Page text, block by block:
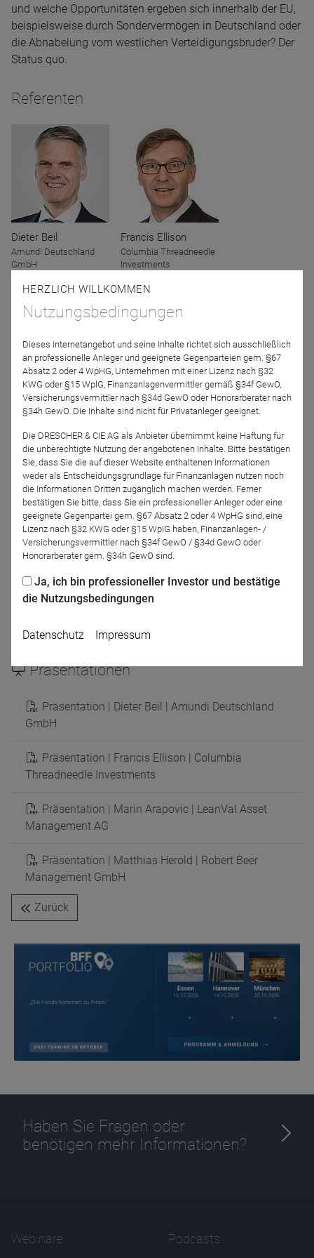
und welche Opportunitäten ergeben sich innerhalb der EU,
beispielsweise durch Sondervermögen in Deutschland oder
die Abnabelung vom westlichen Verteidigungsbruder? Der
Status quo.
Referenten
Dieter Beil
Amundi Deutschland
GmbH
Francis Ellison
Columbia Threadneedle
Investments
Marin Arapovic
Management AG
Matthias Herold
Management GmbH
Moderation
Präsentationen
Präsentation | Dieter Beil | Amundi Deutschland
GmbH
Präsentation | Francis Ellison | Columbia
Threadneedle Investments
Präsentation | Marin Arapovic | LeanVal Asset
Management AG
Präsentation | Matthias Herold | Robert Beer
Management GmbH
Zurück
Haben Sie Fragen oder
benötigen mehr Informationen?
Webinare Podcasts
HERZLICH WILLKOMMEN
Nutzungsbedingungen
Dieses Internetangebot und seine Inhalte richtet sich ausschließlich
an professionelle Anleger und geeignete Gegenparteien gem. §67
Absatz 2 oder 4 WpHG, Unternehmen mit einer Lizenz nach §32
KWG oder §15 WplG, Finanzanlagenvermittler gemäß §34f GewO,
Versicherungsvermittler nach §34d GewO oder Honorarberater nach
§34h GewO. Die Inhalte sind nicht für Privatanleger geeignet.
Die DRESCHER & CIE AG als Anbieter übernimmt keine Haftung für
die unberechtigte Nutzung der angebotenen Inhalte. Bitte bestätigen
Sie, dass Sie die auf dieser Website enthaltenen Informationen
weder als Entscheidungsgrundlage für Finanzanlagen nutzen noch
die Informationen Dritten zugänglich machen werden. Ferner
bestätigen Sie bitte, dass Sie ein professioneller Anleger oder eine
geeignete Gegenpartei gem. §67 Absatz 2 oder 4 WpHG sind, eine
Lizenz nach §32 KWG oder §15 WpIG haben, Finanzanlagen- /
Versicherungsvermittler nach §34f GewO / §34d GewO oder
Honorarberater gem. §34h GewO sind.
Ja, ich bin professioneller Investor und bestätige
die Nutzungsbedingungen
Datenschutz Impressum
Name
CPref
Anbieter D&C
Ablauf
1 Jahr